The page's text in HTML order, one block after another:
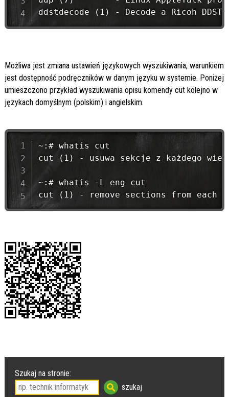
Możliwa jest zmiana ustawień językowych wyszukiwania, warunkiem
jest dostępność podręczników w danym języku w systemie. Poniżej
umieszczono przykład wyszukiwania opisu komendy cut kolejno w
językach domyślnym (polskim) i angielskim.
~:# whatis cut
cut (1) - usuwa sekcje z każdego
~:# whatis -L eng cut
Szukaj na stronie: